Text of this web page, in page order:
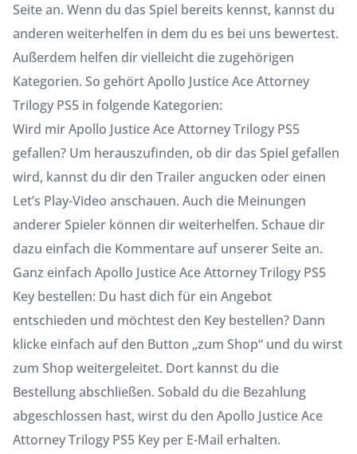
Seite an. Wenn du das Spiel bereits kennst, kannst du
anderen weiterhelfen in dem du es bei uns bewertest.
Außerdem helfen dir vielleicht die zugehörigen
Kategorien. So gehört Apollo Justice Ace Attorney
Trilogy PS5 in folgende Kategorien:
Wird mir Apollo Justice Ace Attorney Trilogy PS5
gefallen? Um herauszufinden, ob dir das Spiel gefallen
wird, kannst du dir den Trailer angucken oder einen
Let’s Play-Video anschauen. Auch die Meinungen
anderer Spieler können dir weiterhelfen. Schaue dir
dazu einfach die Kommentare auf unserer Seite an.
Ganz einfach Apollo Justice Ace Attorney Trilogy PS5
Key bestellen: Du hast dich für ein Angebot
entschieden und möchtest den Key bestellen? Dann
klicke einfach auf den Button „zum Shop“ und du wirst
zum Shop weitergeleitet. Dort kannst du die
Bestellung abschließen. Sobald du die Bezahlung
abgeschlossen hast, wirst du den Apollo Justice Ace
Attorney Trilogy PS5 Key per E-Mail erhalten.